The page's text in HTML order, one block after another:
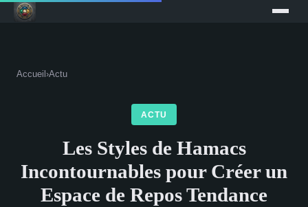
Accueil ›Actu
ACTU
Les Styles de Hamacs
Incontournables pour Créer un
Espace de Repos Tendance